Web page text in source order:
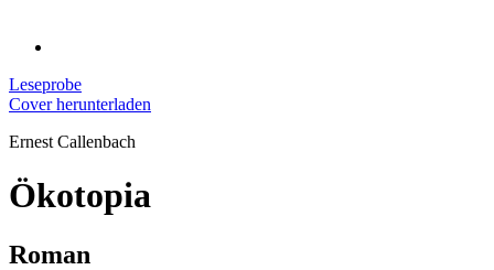
Leseprobe
Cover herunterladen
Ernest Callenbach
Ökotopia
Roman